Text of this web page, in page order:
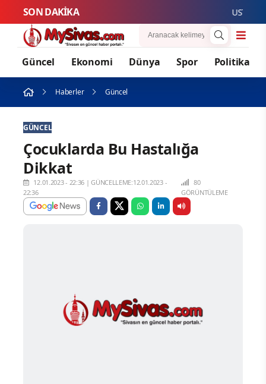
SON DAKİKA USTALIK
Güncel Ekonomi Dünya Spor Politika
Haberler Güncel
GÜNCEL
Çocuklarda Bu Hastalığa
Dikkat
12.01.2023 - 22:36 |GÜNCELLEME:12.01.2023 -
22:36
80
GÖRÜNTÜLEME